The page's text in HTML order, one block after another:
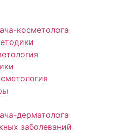
косметолога
дерматолога
заболеваний